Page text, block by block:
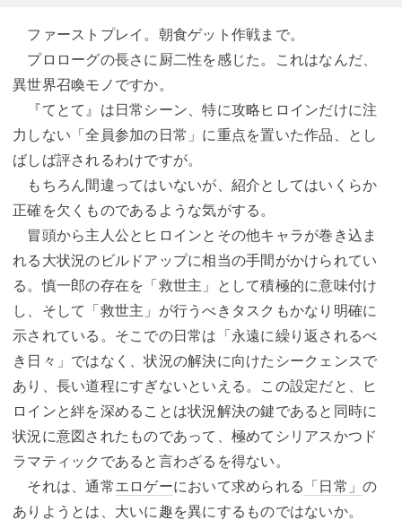
ファーストプレイ。朝食ゲット作戦まで。
プロローグの長さに厨二性を感じた。これはなんだ、
異世界召喚モノですか。
『てとて』は日常シーン、特に攻略ヒロインだけに注
力しない「全員参加の日常」に重点を置いた作品、とし
ばしば評されるわけですが。
もちろん間違ってはいないが、紹介としてはいくらか
正確を欠くものであるような気がする。
冒頭から主人公とヒロインとその他キャラが巻き込ま
れる大状況のビルドアップに相当の手間がかけられてい
る。慎一郎の存在を「救世主」として積極的に意味付け
し、そして「救世主」が行うべきタスクもかなり明確に
示されている。そこでの日常は「永遠に繰り返されるべ
き日々」ではなく、状況の解決に向けたシークェンスで
あり、長い道程にすぎないといえる。この設定だと、ヒ
ロインと絆を深めることは状況解決の鍵であると同時に
状況に意図されたものであって、極めてシリアスかつド
ラマティックであると言わざるを得ない。
それは、通常エロゲーにおいて求められる 「日常」 の
ありようとは、大いに趣を異にするものではないか。